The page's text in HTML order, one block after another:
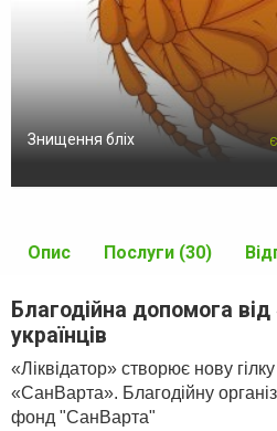
Знищення бліх
Опис Послуги (30)
Благодійна допомога
українців
«Ліквідатор» створює нову
«СанВарта». Благодійну
фонд "СанВарта"